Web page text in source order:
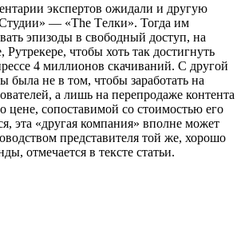
экспертов ожидали и другую
— «The Tелки». Тогда им
эпизоды в свободный доступ, на
Рутрекере, чтобы хоть так достигнуть
4 миллионов скачиваний. С другой
была не в том, чтобы заработать на
а лишь на перепродаже контента
цене, сопоставимой со стоимостью его
эта «другая компания» вполне может
представителя той же, хорошо
отмечается в тексте статьи.